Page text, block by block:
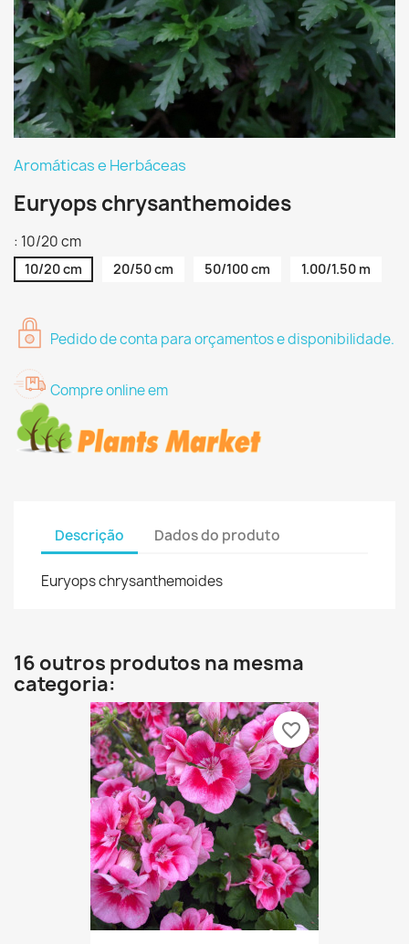
Aromáticas e Herbáceas
Euryops chrysanthemoides
: 10/20 cm
10/20 cm 20/50 cm 50/100 cm 1.00/1.50 m
Pedido de conta para orçamentos e disponibilidade.
Compre online em
Descrição Dados do produto
Euryops chrysanthemoides
16 outros produtos na mesma
categoria:
favorite_border